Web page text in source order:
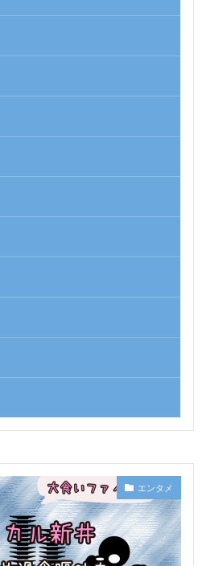
エンタメ